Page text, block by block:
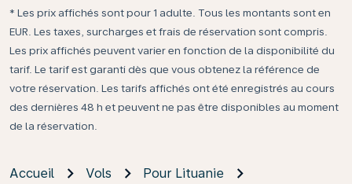
* Les prix affichés sont pour 1 adulte. Tous les montants sont en
EUR. Les taxes, surcharges et frais de réservation sont compris.
Les prix affichés peuvent varier en fonction de la disponibilité du
tarif. Le tarif est garanti dès que vous obtenez la référence de
votre réservation. Les tarifs affichés ont été enregistrés au cours
des dernières 48 h et peuvent ne pas être disponibles au moment
de la réservation.
Accueil Vols
Pour Lituanie